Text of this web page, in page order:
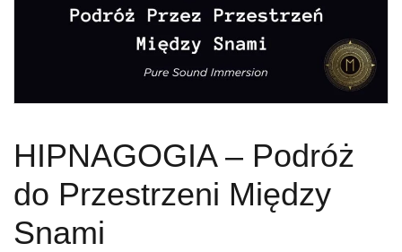
HIPNAGOGIA – Podróż
do Przestrzeni Między
Snami